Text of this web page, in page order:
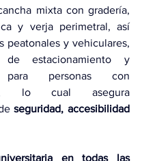
mixta con gradería,
y verja perimetral, así
peatonales y vehiculares,
de estacionamiento y
para personas con
lo cual asegura
seguridad, accesibilidad
en todas las